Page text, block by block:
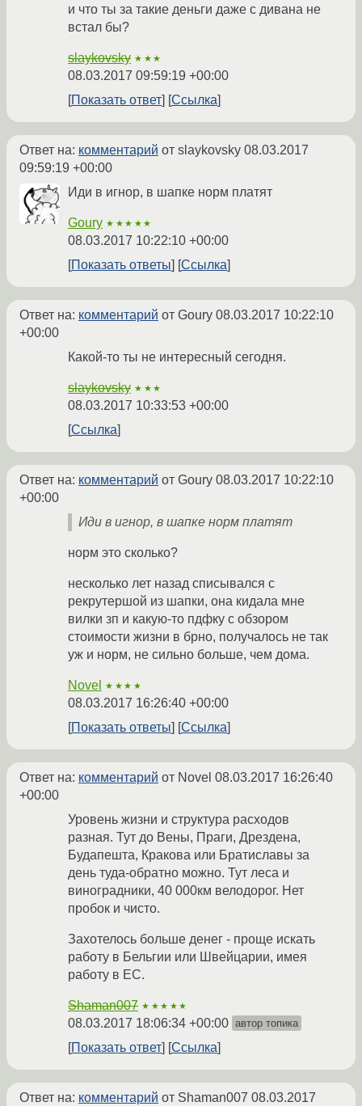
и что ты за такие деньги даже с дивана не
встал бы?
slaykovsky ★★★
08.03.2017 09:59:19 +00:00
Показать ответ
Ссылка
Ответ на: комментарий от slaykovsky 08.03.2017
09:59:19 +00:00
Иди в игнор, в шапке норм платят
Goury ★★★★★
08.03.2017 10:22:10 +00:00
Показать ответы
Ссылка
Ответ на: комментарий от Goury 08.03.2017 10:22:10
+00:00
Какой-то ты не интересный сегодня.
slaykovsky ★★★
08.03.2017 10:33:53 +00:00
Ссылка
Ответ на: комментарий от Goury 08.03.2017 10:22:10
+00:00
Иди в игнор, в шапке норм платят
норм это сколько?
несколько лет назад списывался с
рекрутершой из шапки, она кидала мне
вилки зп и какую-то пдфку с обзором
стоимости жизни в брно, получалось не так
уж и норм, не сильно больше, чем дома.
Novel ★★★★
08.03.2017 16:26:40 +00:00
Показать ответы
Ссылка
Ответ на: комментарий от Novel 08.03.2017 16:26:40
+00:00
Уровень жизни и структура расходов
разная. Тут до Вены, Праги, Дрездена,
Будапешта, Кракова или Братиславы за
день туда-обратно можно. Тут леса и
виноградники, 40 000км велодорог. Нет
пробок и чисто.
Захотелось больше денег - проще искать
работу в Бельгии или Швейцарии, имея
работу в ЕС.
Shaman007 ★★★★★
08.03.2017 18:06:34 +00:00 автор топика
Показать ответ Ссылка
Ответ на: комментарий от Shaman007 08.03.2017